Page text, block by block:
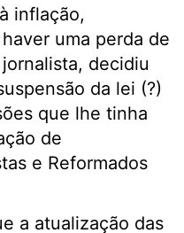
inflação,
uma perda de
decidiu
da lei (?)
que lhe tinha
de
e Reformados
a atualização das